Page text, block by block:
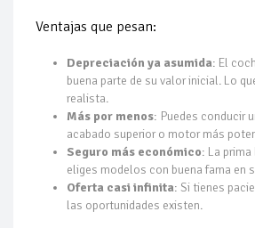
Ventajas que pesan:
Depreciación ya asumida: El
buena parte de su valor inicial. Lo
realista.
Más por menos: Puedes conducir
acabado superior o motor más
Seguro más económico: La
eliges modelos con buena fama en
Oferta casi infinita: Si tienes
las oportunidades existen.